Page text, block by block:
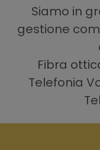
Siamo in
gestione
Fibra
Telefonia